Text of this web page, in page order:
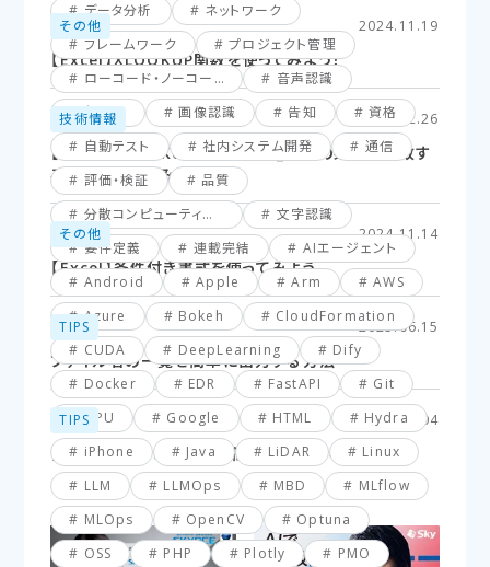
データ分析
ネットワーク
フレームワーク
プロジェクト管理
ローコード・ノーコード
音声認識
仮想化
画像認識 告知
資格
自動テスト
社内システム開発
通信
評価・検証
品質
分散コンピューティング
文字認識
要件定義
連載完結
AIエージェント
Android
Apple Arm
AWS
Azure
Bokeh
CloudFormation
CUDA
DeepLearning
Dify
Docker
EDR FastAPI
Git
GPU
Google HTML
Hydra
iPhone
Java LiDAR
Linux
LLM
LLMOps MBD
MLflow
MLOps
OpenCV
Optuna
OSS
PHP Plotly
PMO
その他 2024.11.19
【Excel】XLOOKUP関数を使ってみよう！
技術情報 2025.02.26
【Excel】XLOOKUP関数応用編_複数の条件に一致す
るセルを探してみよう！
その他 2024.11.14
【Excel】条件付き書式を使ってみよう
TIPS 2025.06.15
ファイル名の一覧を簡単に出力する方法
TIPS 2025.03.04
【VBA】最終行と最終列を簡単に取得する方法